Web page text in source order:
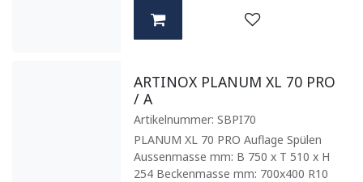
ARTINOX PLANUM XL 70 PRO
/ A
Artikelnummer:SBPI70
PLANUM XL 70 PRO Auflage Spülen
Aussenmasse mm: B 750 x T 510 x H
254 Beckenmasse mm: 700x400 R10